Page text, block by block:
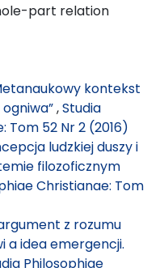
part relation
kontekst
,Studia
Tom 52 Nr 2 (2016)
ludzkiej duszy i
filozoficznym
Christianae: Tom
z rozumu
a idea emergencji.
Philosophiae